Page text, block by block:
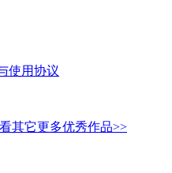
使用协议
其它更多优秀作品>>